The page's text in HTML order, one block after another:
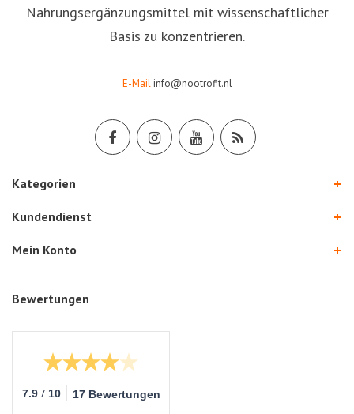
Nahrungsergänzungsmittel mit wissenschaftlicher
Basis zu konzentrieren.
E-Mail info@nootrofit.nl
Kategorien
Kundendienst
Mein Konto
Bewertungen
7.9 / 10 17 Bewertungen